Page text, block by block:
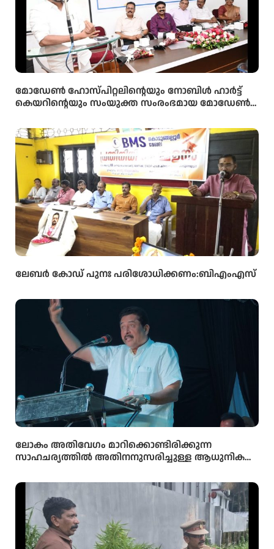
മോഡേൺ ഹോസ്‌പിറ്റലിന്റെയും നോബിൾ ഹാർട്ട്
കെയറിന്റെയും സംയുക്ത സംരംഭമായ മോഡേൺ
ഉദ്ഘാടനം മന്ത്രി ഒ ജെ ജനീഷ് നിർവ്വഹിച്ചു.
ലേബർ കോഡ് പുനഃ പരിശോധിക്കണം:ബിഎംഎസ്
ലോകം അതിവേഗം മാറിക്കൊണ്ടിരിക്കുന്ന
സാഹചര്യത്തിൽ അതിനനുസരിച്ചുള്ള ആധുനിക
വിദ്യാർഥികൾക്ക് ലഭ്യമാക്കുകയാണ് സർക്കാരിന്റെ
ലക്ഷ്യമെന്ന് സംസ്ഥാന വിദ്യാഭ്യാസ മന്ത്രി അഡ്വ.എൻ.
ഷംസുദ്ദീൻ